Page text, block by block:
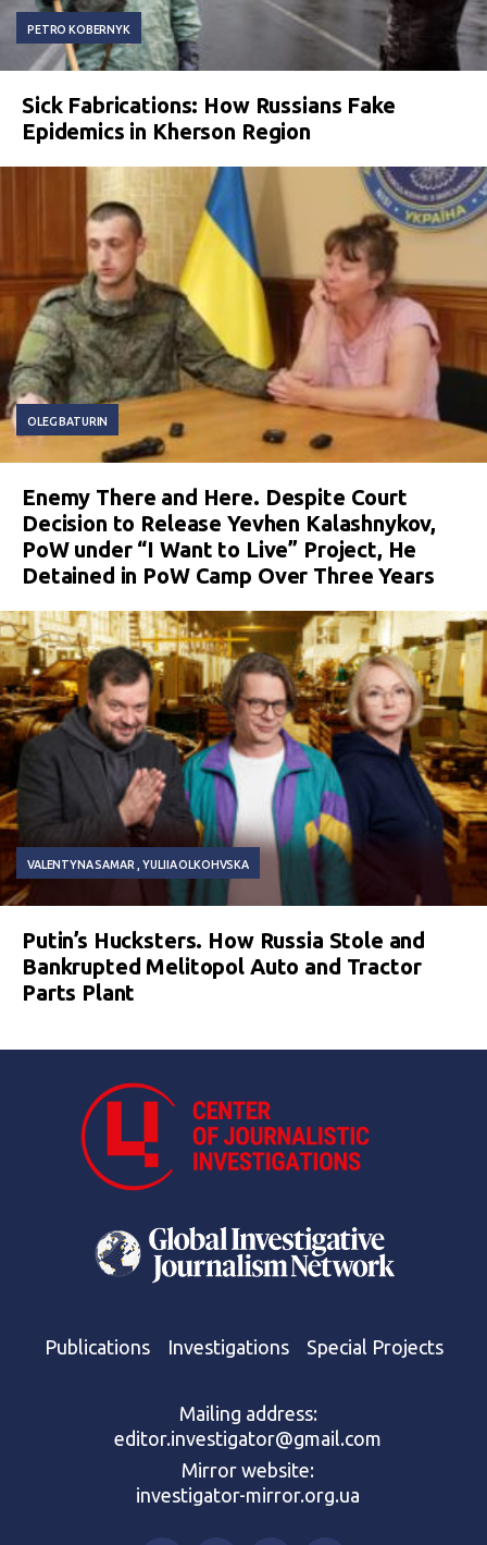
PETRO KOBERNYK
Sick Fabrications: How Russians Fake
Epidemics in Kherson Region
OLEG BATURIN
Enemy There and Here. Despite Court
Decision to Release Yevhen Kalashnykov,
PoW under “I Want to Live” Project, He
Detained in PoW Camp Over Three Years
VALENTYNA SAMAR YULIIA OLKOHVSKA
Putin’s Hucksters. How Russia Stole and
Bankrupted Melitopol Auto and Tractor
Parts Plant
Publications Investigations Special Projects
Mailing address:
editor.investigator@gmail.com
Mirror website:
investigator-mirror.org.ua